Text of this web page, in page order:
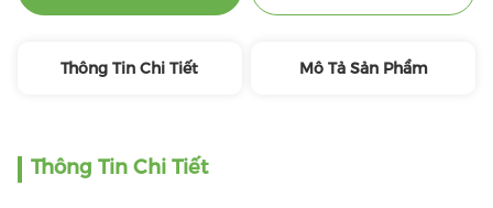
Thông Tin Chi Tiết Mô Tả Sản Phẩm
Thông Tin Chi Tiết